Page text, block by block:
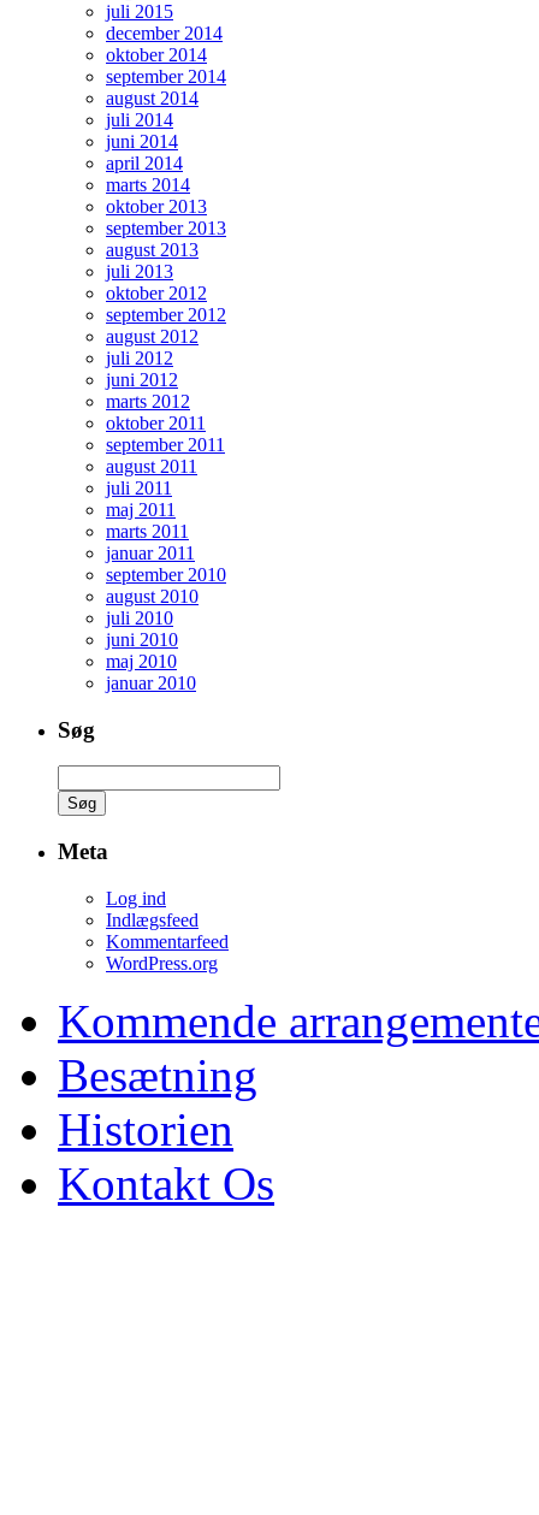
juli 2015
december 2014
oktober 2014
september 2014
august 2014
juli 2014
juni 2014
april 2014
marts 2014
oktober 2013
september 2013
august 2013
juli 2013
oktober 2012
september 2012
august 2012
juli 2012
juni 2012
marts 2012
oktober 2011
september 2011
august 2011
juli 2011
maj 2011
marts 2011
januar 2011
september 2010
august 2010
juli 2010
juni 2010
maj 2010
januar 2010
Søg
efter:
Meta
Log ind
Indlægsfeed
Kommentarfeed
WordPress.org
Kommende
Besætning
Historien
Kontakt Os